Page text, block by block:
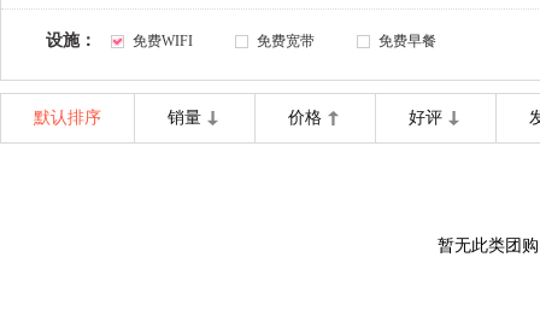
设施： 免费WIFI 免费宽带 免费早餐
默认排序 销量 价格 好评
暂无此类团